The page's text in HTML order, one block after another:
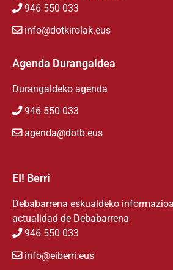
946 550 033
info@dotkirolak.eus
Agenda Durangaldea
Durangaldeko agenda
946 550 033
agenda@dotb.eus
EI! Berri
Debabarrena eskualdeko
actualidad de Debabarrena
946 550 033
info@eiberri.eus